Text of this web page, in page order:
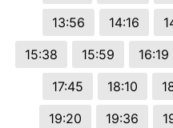
13:56
14:16
15:38
15:59 16:19
17:45
18:10
19:20
19:36